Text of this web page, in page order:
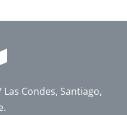
Condes, Santiago,